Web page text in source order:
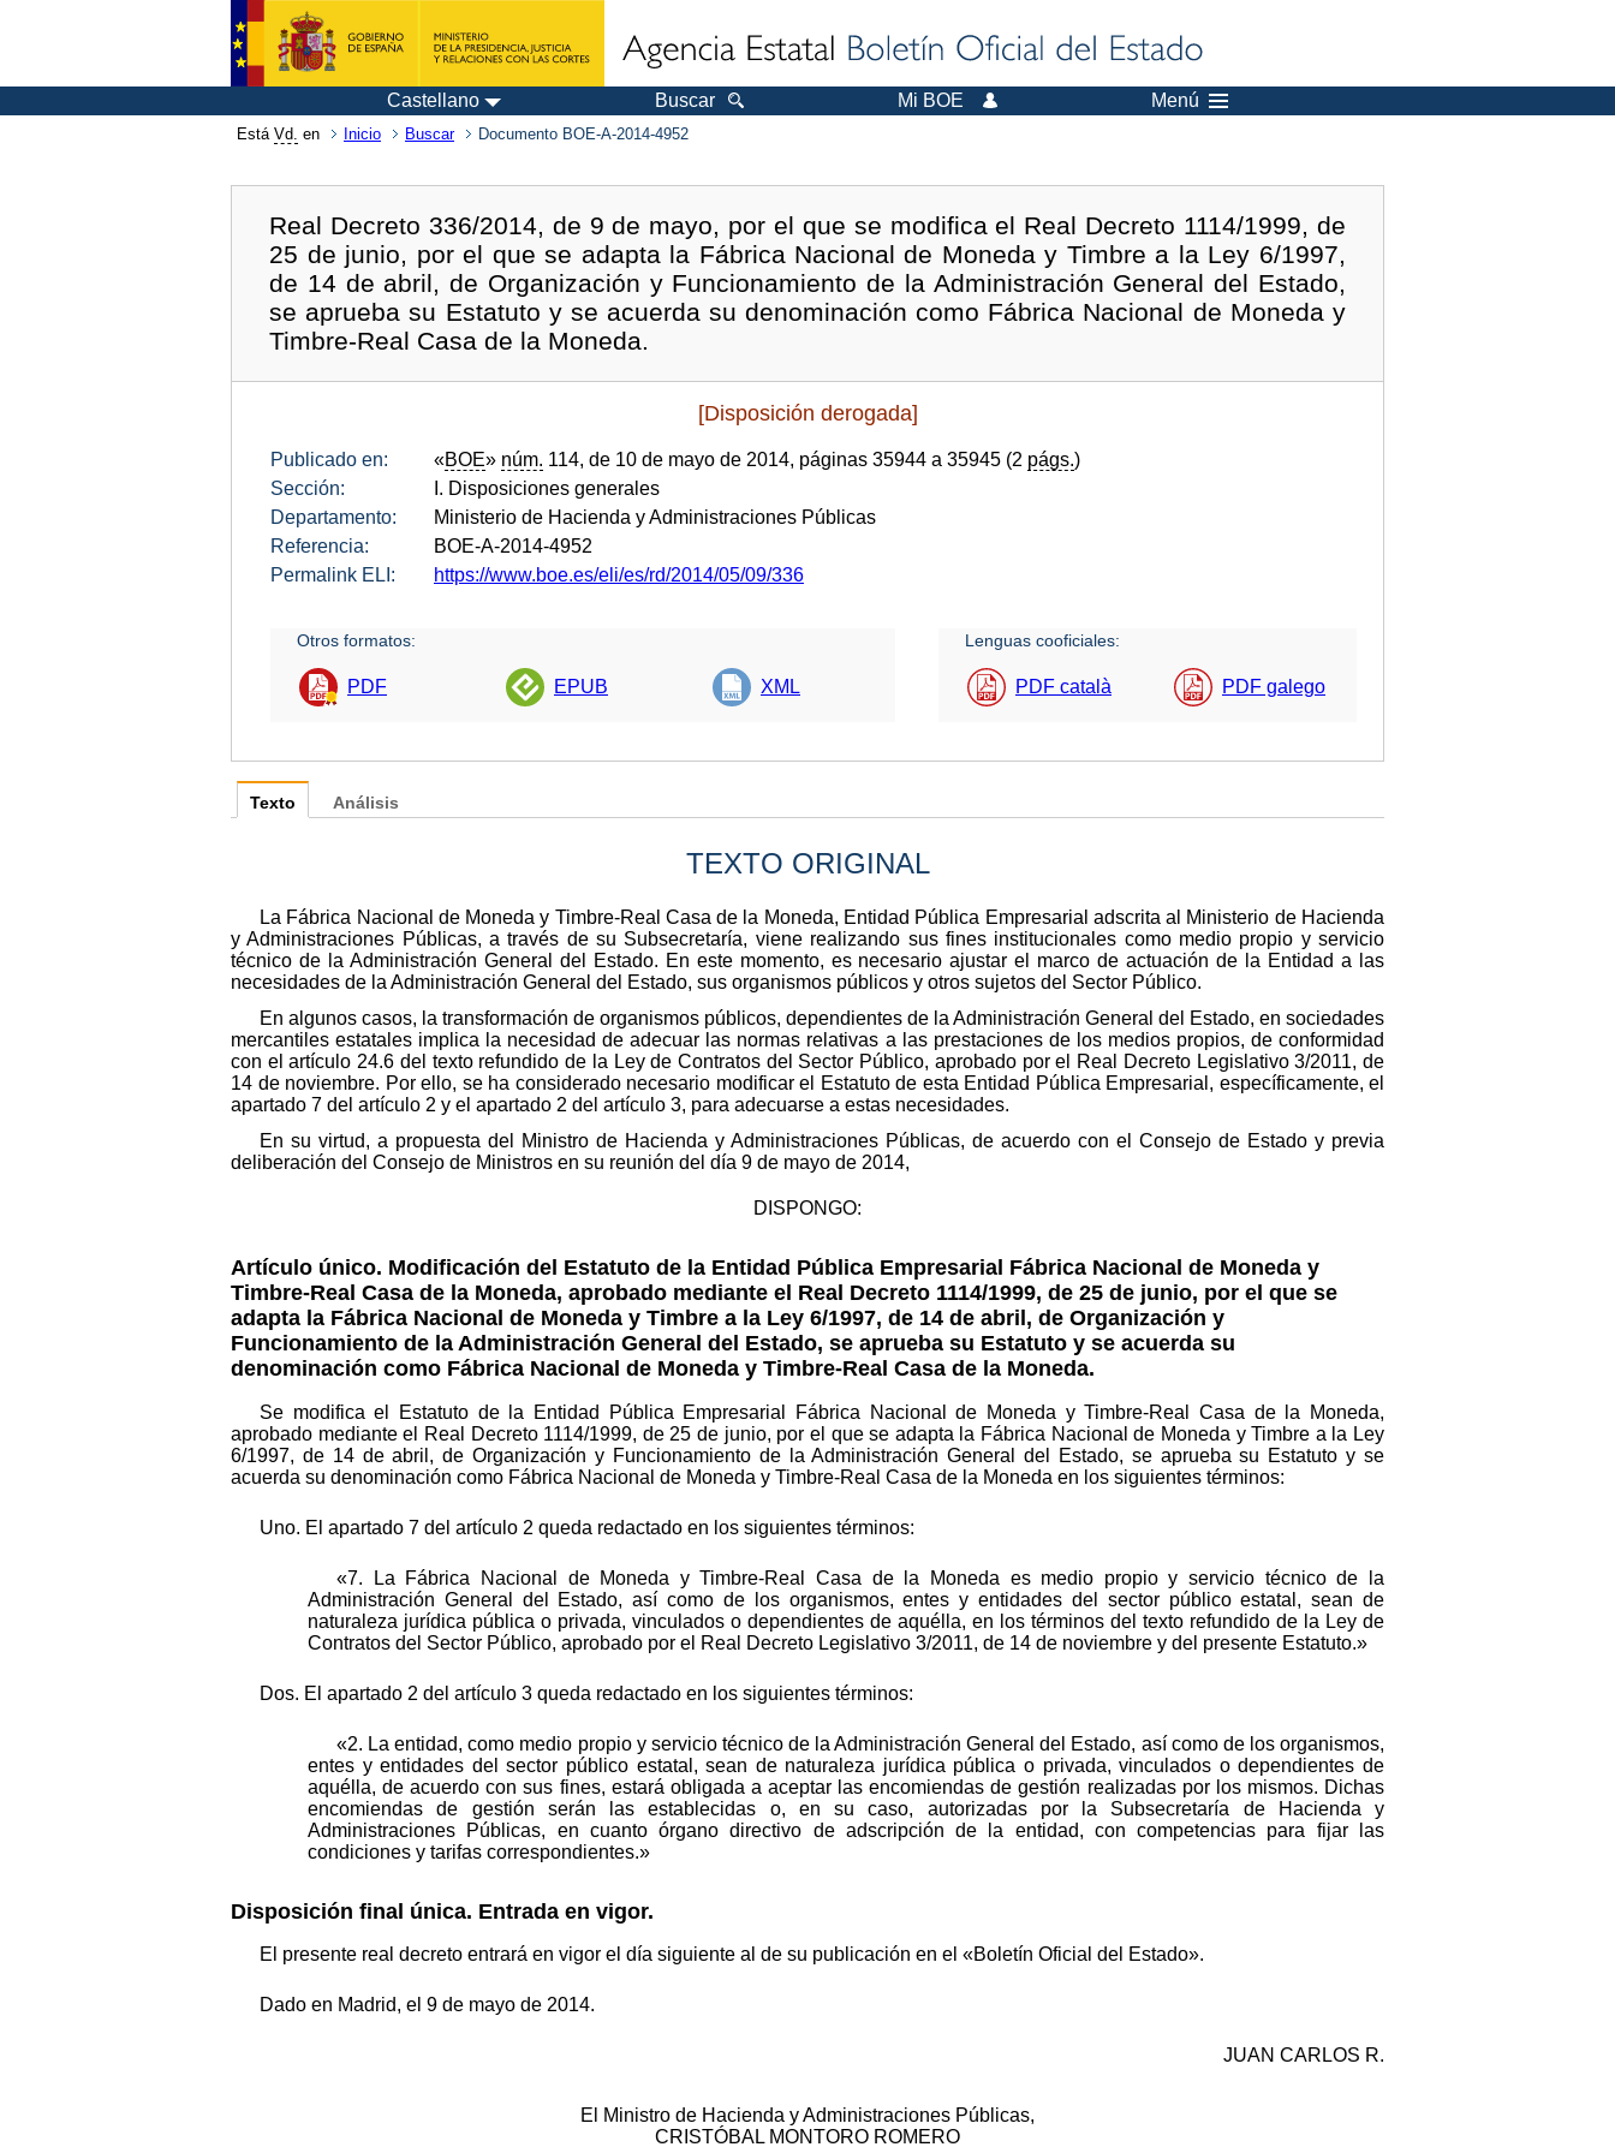
Castellano Buscar Mi BOE Menú
Está Vd. en Inicio Buscar Documento BOE-A-2014-4952
Real Decreto 336/2014, de 9 de mayo, por el que se modifica el Real Decreto 1114/1999, de
25 de junio, por el que se adapta la Fábrica Nacional de Moneda y Timbre a la Ley 6/1997,
de 14 de abril, de Organización y Funcionamiento de la Administración General del Estado,
se aprueba su Estatuto y se acuerda su denominación como Fábrica Nacional de Moneda y
Timbre-Real Casa de la Moneda.
[Disposición derogada]
Publicado en: «BOE» núm. 114, de 10 de mayo de 2014, páginas 35944 a 35945 (2 págs.)
Sección:
I. Disposiciones generales
Departamento:
Ministerio de Hacienda y Administraciones Públicas
Referencia:
BOE-A-2014-4952
Permalink ELI:
https://www.boe.es/eli/es/rd/2014/05/09/336
Otros formatos:
PDF EPUB XML
Lenguas cooficiales:
PDF català PDF galego
Texto
TEXTO ORIGINAL
La Fábrica Nacional de Moneda y Timbre-Real Casa de la Moneda, Entidad Pública Empresarial adscrita al Ministerio de Hacienda
y Administraciones Públicas, a través de su Subsecretaría, viene realizando sus fines institucionales como medio propio y servicio
técnico de la Administración General del Estado. En este momento, es necesario ajustar el marco de actuación de la Entidad a las
necesidades de la Administración General del Estado, sus organismos públicos y otros sujetos del Sector Público.
En algunos casos, la transformación de organismos públicos, dependientes de la Administración General del Estado, en sociedades
mercantiles estatales implica la necesidad de adecuar las normas relativas a las prestaciones de los medios propios, de conformidad
con el artículo 24.6 del texto refundido de la Ley de Contratos del Sector Público, aprobado por el Real Decreto Legislativo 3/2011, de
14 de noviembre. Por ello, se ha considerado necesario modificar el Estatuto de esta Entidad Pública Empresarial, específicamente, el
apartado 7 del artículo 2 y el apartado 2 del artículo 3, para adecuarse a estas necesidades.
En su virtud, a propuesta del Ministro de Hacienda y Administraciones Públicas, de acuerdo con el Consejo de Estado y previa
deliberación del Consejo de Ministros en su reunión del día 9 de mayo de 2014,
DISPONGO:
Artículo único. Modificación del Estatuto de la Entidad Pública Empresarial Fábrica Nacional de Moneda y
Timbre-Real Casa de la Moneda, aprobado mediante el Real Decreto 1114/1999, de 25 de junio, por el que se
adapta la Fábrica Nacional de Moneda y Timbre a la Ley 6/1997, de 14 de abril, de Organización y
Funcionamiento de la Administración General del Estado, se aprueba su Estatuto y se acuerda su
denominación como Fábrica Nacional de Moneda y Timbre-Real Casa de la Moneda.
Se modifica el Estatuto de la Entidad Pública Empresarial Fábrica Nacional de Moneda y Timbre-Real Casa de la Moneda,
aprobado mediante el Real Decreto 1114/1999, de 25 de junio, por el que se adapta la Fábrica Nacional de Moneda y Timbre a la Ley
6/1997, de 14 de abril, de Organización y Funcionamiento de la Administración General del Estado, se aprueba su Estatuto y se
acuerda su denominación como Fábrica Nacional de Moneda y Timbre-Real Casa de la Moneda en los siguientes términos:
Uno. El apartado 7 del artículo 2 queda redactado en los siguientes términos:
«7. La Fábrica Nacional de Moneda y Timbre-Real Casa de la Moneda es medio propio y servicio técnico de la
Administración General del Estado, así como de los organismos, entes y entidades del sector público estatal, sean de
naturaleza jurídica pública o privada, vinculados o dependientes de aquélla, en los términos del texto refundido de la Ley de
Contratos del Sector Público, aprobado por el Real Decreto Legislativo 3/2011, de 14 de noviembre y del presente Estatuto.»
Dos. El apartado 2 del artículo 3 queda redactado en los siguientes términos:
«2. La entidad, como medio propio y servicio técnico de la Administración General del Estado, así como de los organismos,
entes y entidades del sector público estatal, sean de naturaleza jurídica pública o privada, vinculados o dependientes de
aquélla, de acuerdo con sus fines, estará obligada a aceptar las encomiendas de gestión realizadas por los mismos. Dichas
encomiendas de gestión serán las establecidas o, en su caso, autorizadas por la Subsecretaría de Hacienda y
Administraciones Públicas, en cuanto órgano directivo de adscripción de la entidad, con competencias para fijar las
condiciones y tarifas correspondientes.»
Disposición final única. Entrada en vigor.
El presente real decreto entrará en vigor el día siguiente al de su publicación en el «Boletín Oficial del Estado».
Dado en Madrid, el 9 de mayo de 2014.
JUAN CARLOS R.
El Ministro de Hacienda y Administraciones Públicas,
CRISTÓBAL MONTORO ROMERO
Análisis